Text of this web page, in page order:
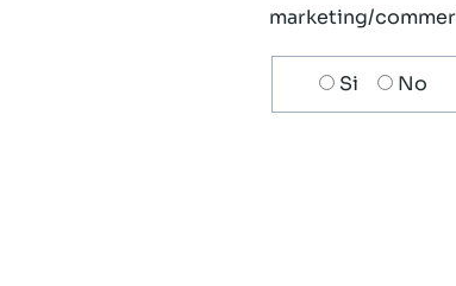
marketing/
Scelta
invio
Si No